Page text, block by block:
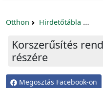
Otthon Hirdetőtábla
Korszerűsítés
részére
Megosztás Facebook-on